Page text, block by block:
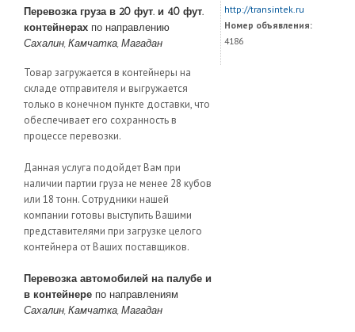
Перевозка груза в 20 фут. и 40 фут.
контейнерах по направлению
Сахалин, Камчатка, Магадан
Товар загружается в контейнеры на
складе отправителя и выгружается
только в конечном пункте доставки, что
обеспечивает его сохранность в
процессе перевозки.
Данная услуга подойдет Вам при
наличии партии груза не менее 28 кубов
или 18 тонн. Сотрудники нашей
компании готовы выступить Вашими
представителями при загрузке целого
контейнера от Ваших поставщиков.
Перевозка автомобилей на палубе и
в контейнере по направлениям
Сахалин, Камчатка, Магадан
http://transintek.ru
Номер объявления:
4186